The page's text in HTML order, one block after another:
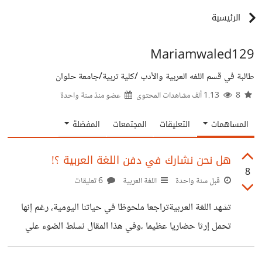
الرئيسية
Mariamwaled129
طالبة في قسم اللغه العربية والأدب /كلية تربية/جامعة حلوان
عضو منذسنة واحدة
المساهمات التعليقات المجتمعات المفضلة
8
هل نحن نشارك في دفن اللغة العربية ؟!
قبل سنة واحدة اللغة العربية
تشهد اللغة العربيةتراجعا ملحوظا في حياتنا اليومية، رغم إنها
تحمل إرثا حضاريا عظيما ،وفي هذا المقال نسلط الضوء علي
مظاهر هذا التراجع ،وأسبابه ، ومن يتحمل المسؤولية ، وكيف